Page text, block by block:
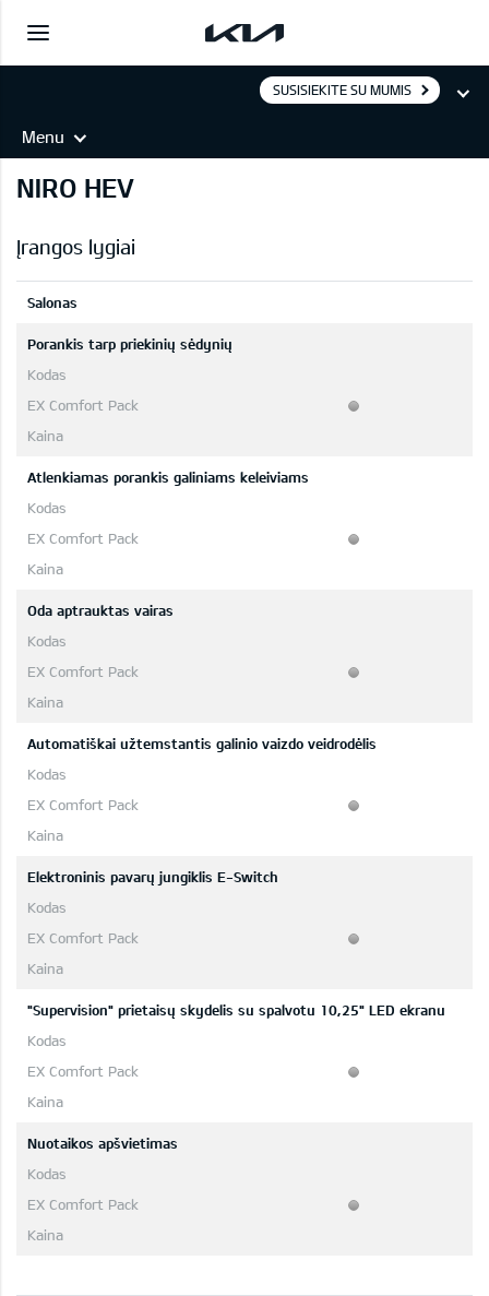
SUSISIEKITE SU MUMIS
Menu
NIRO HEV
Įrangos lygiai
Salonas
Porankis tarp priekinių sėdynių
Atlenkiamas porankis galiniams keleiviams
Oda aptrauktas vairas
Automatiškai užtemstantis galinio vaizdo veidrodėlis
Elektroninis pavarų jungiklis E-Switch
"Supervision" prietaisų skydelis su spalvotu 10,25" LED ekranu
Nuotaikos apšvietimas